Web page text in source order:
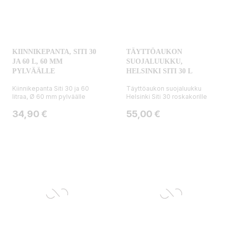
KIINNIKEPANTA, SITI 30
JA 60 L, 60 MM
PYLVÄÄLLE
Kiinnikepanta Siti 30 ja 60
litraa, Ø 60 mm pylväälle
Hinta
34,90 €
TÄYTTÖAUKON
SUOJALUUKKU,
HELSINKI SITI 30 L
Täyttöaukon suojaluukku
Helsinki Siti 30 roskakorille
Hinta
55,00 €